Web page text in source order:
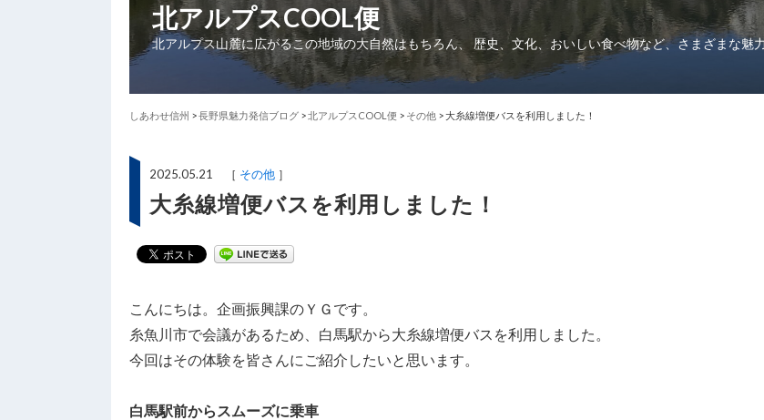
北アルプスCOOL便
北アルプス山麓に広がるこの地域の大自然はもちろん、 歴史、文化、おいしい食べ物など、さまざまな魅
しあわせ信州 >長野県魅力発信ブログ >北アルプスCOOL便 > その他 >大糸線増便バスを利用しました！
2025.05.21 ［ その他 ］
大糸線増便バスを利用しました！
こんにちは。企画振興課のＹＧです。
糸魚川市で会議があるため、白馬駅から大糸線増便バスを利用しました。
今回はその体験を皆さんにご紹介したいと思います。
白馬駅前からスムーズに乗車